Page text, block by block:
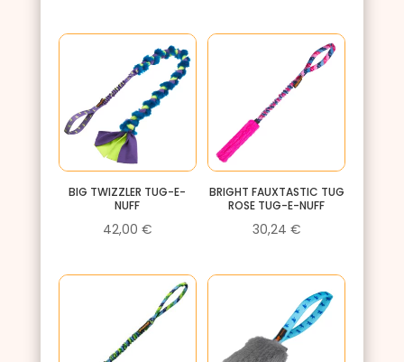
initial
était :
13,50 €.
actuel
est :
11,50 €.
BIG TWIZZLER TUG-E-
NUFF
42,00 €
BRIGHT FAUXTASTIC TUG
ROSE TUG-E-NUFF
30,24 €